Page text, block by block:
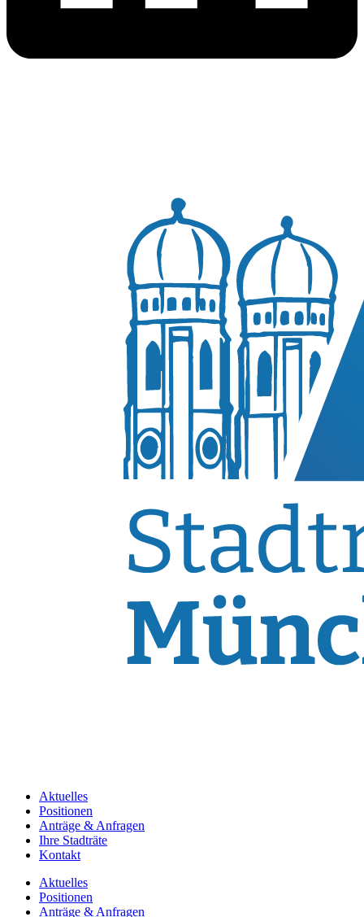
Aktuelles
Positionen
Anträge & Anfragen
Ihre Stadträte
Kontakt
Aktuelles
Positionen
Anträge & Anfragen